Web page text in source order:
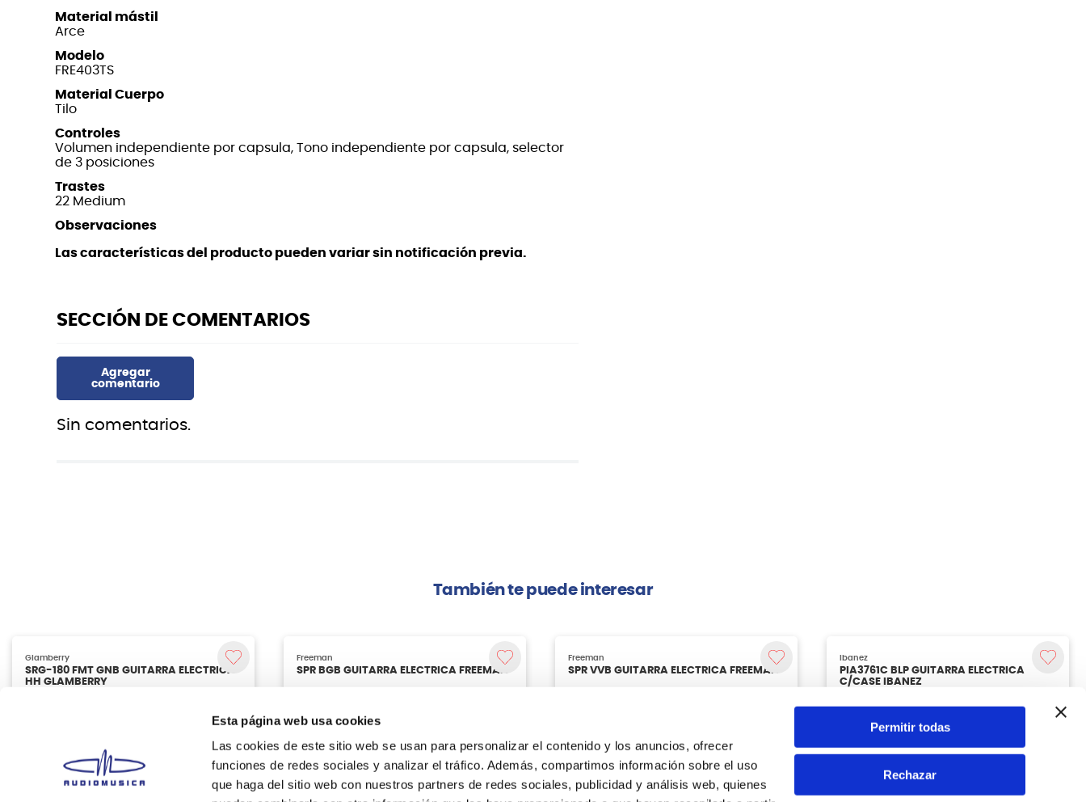
Esta página web usa cookies
Las cookies de este sitio web se usan para personalizar el contenido y los anuncios, ofrecer
funciones de redes sociales y analizar el tráfico. Además, compartimos información sobre el uso
que haga del sitio web con nuestros partners de redes sociales, publicidad y análisis web, quienes
Permitir todas
Rechazar
Material mástil
Arce
Modelo
FRE403TS
Material Cuerpo
Tilo
Controles
Volumen independiente por capsula, Tono independiente por capsula, selector
de 3 posiciones
Trastes
22 Medium
Observaciones
Las características del producto pueden variar sin notificación previa.
Sin comentarios.
También te puede interesar